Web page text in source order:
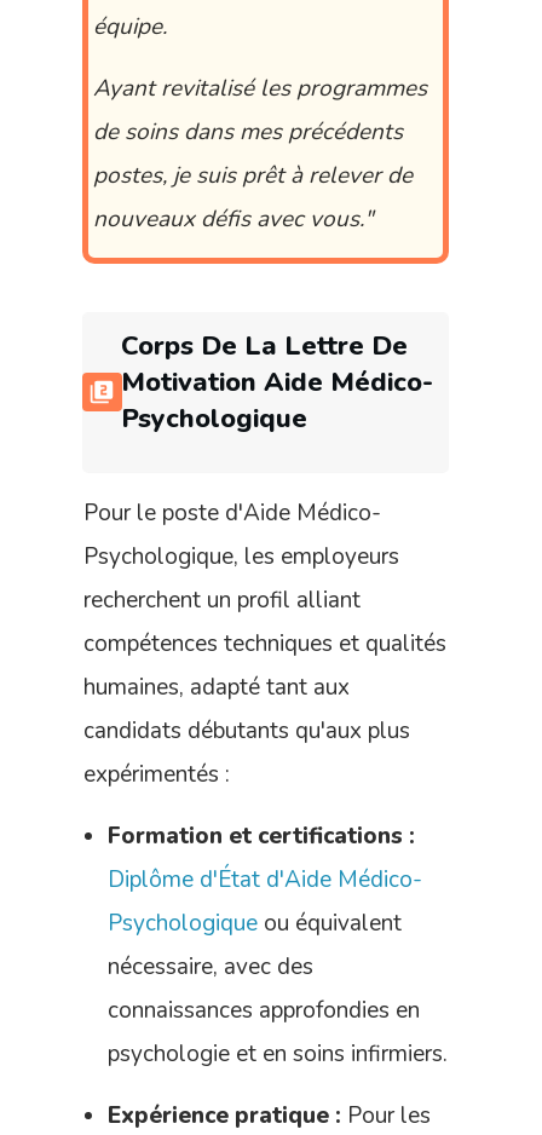
équipe.
Ayant revitalisé les programmes
de soins dans mes précédents
postes, je suis prêt à relever de
nouveaux défis avec vous."
Corps De La Lettre De
Motivation Aide Médico-
Psychologique
Pour le poste d'Aide Médico-
Psychologique, les employeurs
recherchent un profil alliant
compétences techniques et qualités
humaines, adapté tant aux
candidats débutants qu'aux plus
expérimentés :
Formation et certifications :
Diplôme d'État d'Aide Médico-
Psychologique ou équivalent
nécessaire, avec des
connaissances approfondies en
psychologie et en soins infirmiers.
Expérience pratique : Pour les